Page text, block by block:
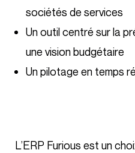
sociétés de services
Un outil centré sur la
une vision budgétaire
Un pilotage en temps
L’ERP Furious est un choix pertinent pour toute